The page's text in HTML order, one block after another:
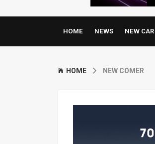
HOME NEWS NEW CAR
HOME NEW COMER